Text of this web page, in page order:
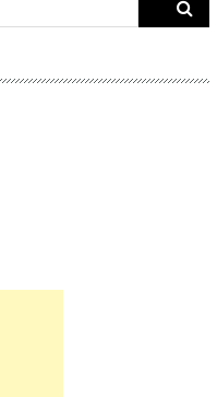
for: